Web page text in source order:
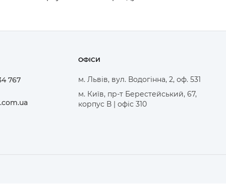
767
ОФІСИ
м. Львів, вул. Водогінна, 2, оф. 531
м. Київ, пр-т Берестейський, 67,
корпус В | офіс 310